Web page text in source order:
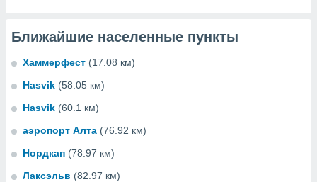
Ближайшие населенные пункты
Хаммерфест (17.08 км)
Hasvik (58.05 км)
Hasvik (60.1 км)
аэропорт Алта (76.92 км)
Нордкап (78.97 км)
Лаксэльв (82.97 км)